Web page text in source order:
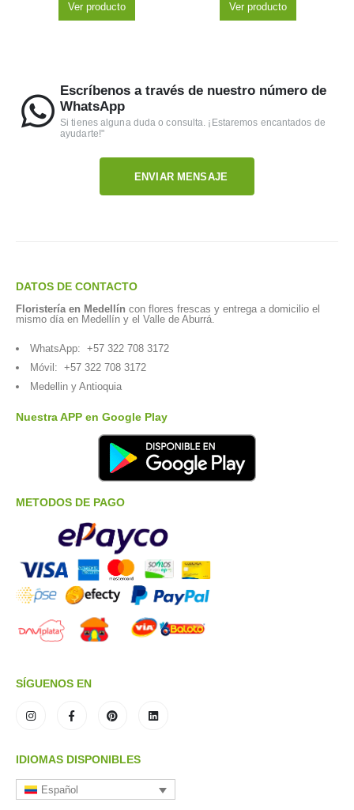
Ver producto Ver producto
Escríbenos a través de nuestro número de
WhatsApp
Si tienes alguna duda o consulta. ¡Estaremos encantados de
ayudarte!"
ENVIAR MENSAJE
DATOS DE CONTACTO
Floristería en Medellín con flores frescas y entrega a domicilio el
mismo día en Medellín y el Valle de Aburrá.
WhatsApp: +57 322 708 3172
Móvil: +57 322 708 3172
Medellin y Antioquia
Nuestra APP en Google Play
METODOS DE PAGO
SÍGUENOS EN
IDIOMAS DISPONIBLES
Español